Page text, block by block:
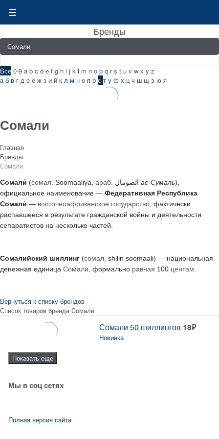
Бренды
Все 0-9 a b c d e f g h i j k l m n o p q r s t u v w x y z
аб в г д е ё ж з и й к л м н о п р с т у ф х ц ч ш щ э ю я
Сомали
Главная
Бренды
Сомали
Сомали́ (сомал. Soomaaliya араб. الصومال ас-Сумаль),
официальное наименование — Федеративная Республика
Сомали́ — восточноафриканское государство , фактически
распавшееся в результате гражданской войны и деятельности
сепаратистов на несколько частей.
Сомалийский шиллинг (сомал. shilin soomaali) — национальная
денежная единица Сомали , формально равная 100 центам
Вернуться к списку брендов
Список товаров бренда Сомали
Сомали 50 шиллингов 18₽
Новинка
Показать еще
Мы в соц сетях
Полная версия сайта